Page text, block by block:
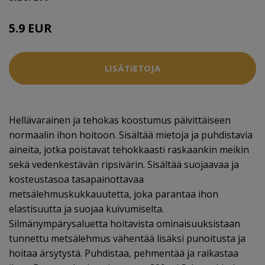
5.9 EUR
LISÄTIETOJA
Hellävarainen ja tehokas koostumus päivittäiseen
normaalin ihon hoitoon. Sisältää mietoja ja puhdistavia
aineita, jotka poistavat tehokkaasti raskaankin meikin
sekä vedenkestävän ripsivärin. Sisältää suojaavaa ja
kosteustasoa tasapainottavaa
metsälehmuskukkauutetta, joka parantaa ihon
elastisuutta ja suojaa kuivumiselta.
Silmänympärysaluetta hoitavista ominaisuuksistaan
tunnettu metsälehmus vähentää lisäksi punoitusta ja
hoitaa ärsytystä. Puhdistaa, pehmentää ja raikastaa